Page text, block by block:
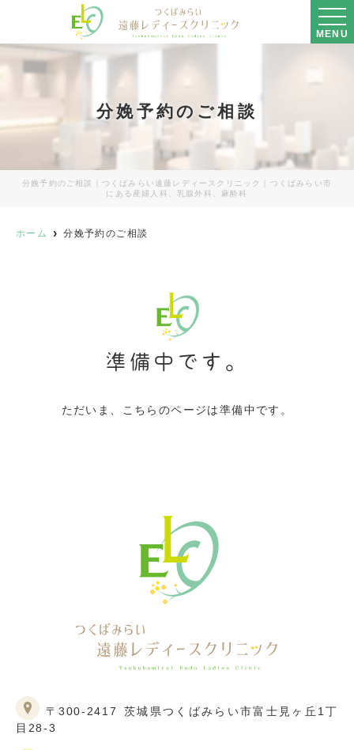
MENU
分娩予約のご相談
分娩予約のご相談｜つくばみらい遠藤レディースクリニック｜つくばみらい市
にある産婦人科、乳腺外科、麻酔科
ホーム 分娩予約のご相談
準備中です。
ただいま、こちらのページは準備中です。
〒300-2417
茨城県つくばみらい市富士見ヶ丘1丁
目28-3